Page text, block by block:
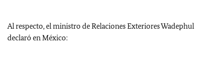
Al respecto, el ministro de Relaciones Exteriores Wadephul
declaró en México: